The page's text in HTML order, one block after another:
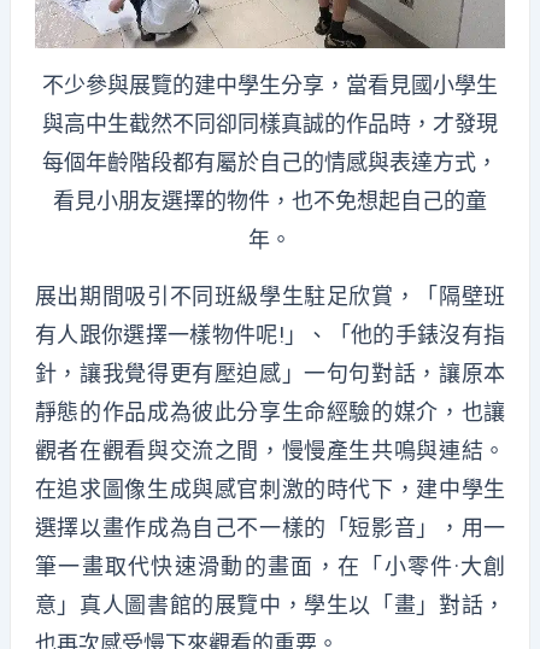
不少參與展覽的建中學生分享，當看見國小學生
與高中生截然不同卻同樣真誠的作品時，才發現
每個年齡階段都有屬於自己的情感與表達方式，
看見小朋友選擇的物件，也不免想起自己的童
年。
展出期間吸引不同班級學生駐足欣賞，「隔壁班
有人跟你選擇一樣物件呢!」、「他的手錶沒有指
針，讓我覺得更有壓迫感」一句句對話，讓原本
靜態的作品成為彼此分享生命經驗的媒介，也讓
觀者在觀看與交流之間，慢慢產生共鳴與連結。
在追求圖像生成與感官刺激的時代下，建中學生
選擇以畫作成為自己不一樣的「短影音」，用一
筆一畫取代快速滑動的畫面，在「小零件·大創
意」真人圖書館的展覽中，學生以「畫」對話，
也再次感受慢下來觀看的重要。